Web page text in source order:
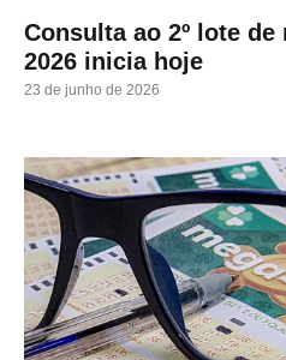
Consulta ao 2º lote
2026 inicia hoje
23 de junho de 2026